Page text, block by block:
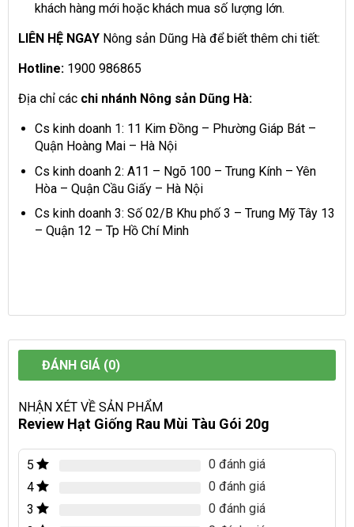
khách hàng mới hoặc khách mua số lượng lớn.
LIÊN HỆ NGAY Nông sản Dũng Hà để biết thêm chi tiết:
Hotline: 1900 986865
Địa chỉ các chi nhánh Nông sản Dũng Hà:
Cs kinh doanh 1: 11 Kim Đồng – Phường Giáp Bát –
Quận Hoàng Mai – Hà Nội
Cs kinh doanh 2: A11 – Ngõ 100 – Trung Kính – Yên
Hòa – Quận Cầu Giấy – Hà Nội
Cs kinh doanh 3: Số 02/B Khu phố 3 – Trung Mỹ Tây 13
– Quận 12 – Tp Hồ Chí Minh
ĐÁNH GIÁ (0)
NHẬN XÉT VỀ SẢN PHẨM
Review Hạt Giống Rau Mùi Tàu Gói 20g
5
0 đánh giá
4
0 đánh giá
3
0 đánh giá